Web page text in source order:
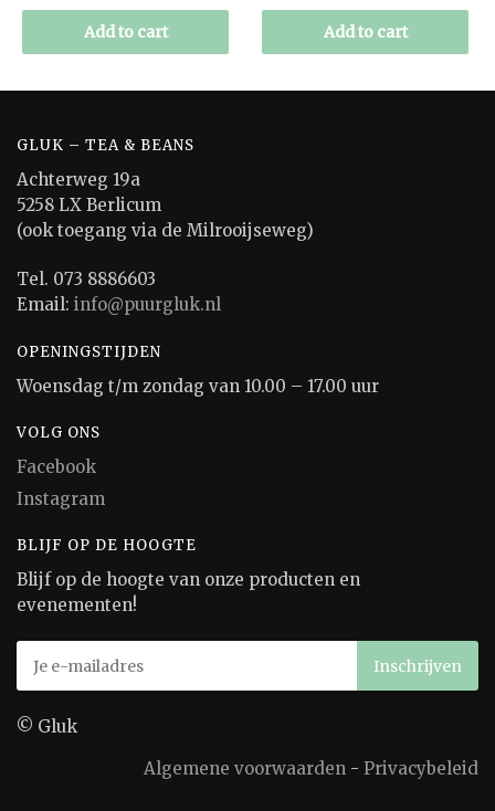
Add to cart Add to cart
GLUK – TEA & BEANS
Achterweg 19a
5258 LX Berlicum
(ook toegang via de Milrooijseweg)
Tel. 073 8886603
Email: info@puurgluk.nl
OPENINGSTIJDEN
Woensdag t/m zondag van 10.00 – 17.00 uur
VOLG ONS
Facebook
Instagram
BLIJF OP DE HOOGTE
Blijf op de hoogte van onze producten en
evenementen!
© Gluk
Algemene voorwaarden - Privacybeleid